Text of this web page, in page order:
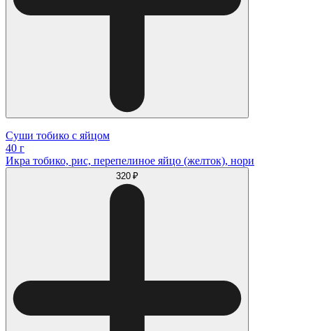
Суши тобико с яйцом
40 г
Икра тобико, рис, перепелиное яйцо (желток), нори
320 ₽